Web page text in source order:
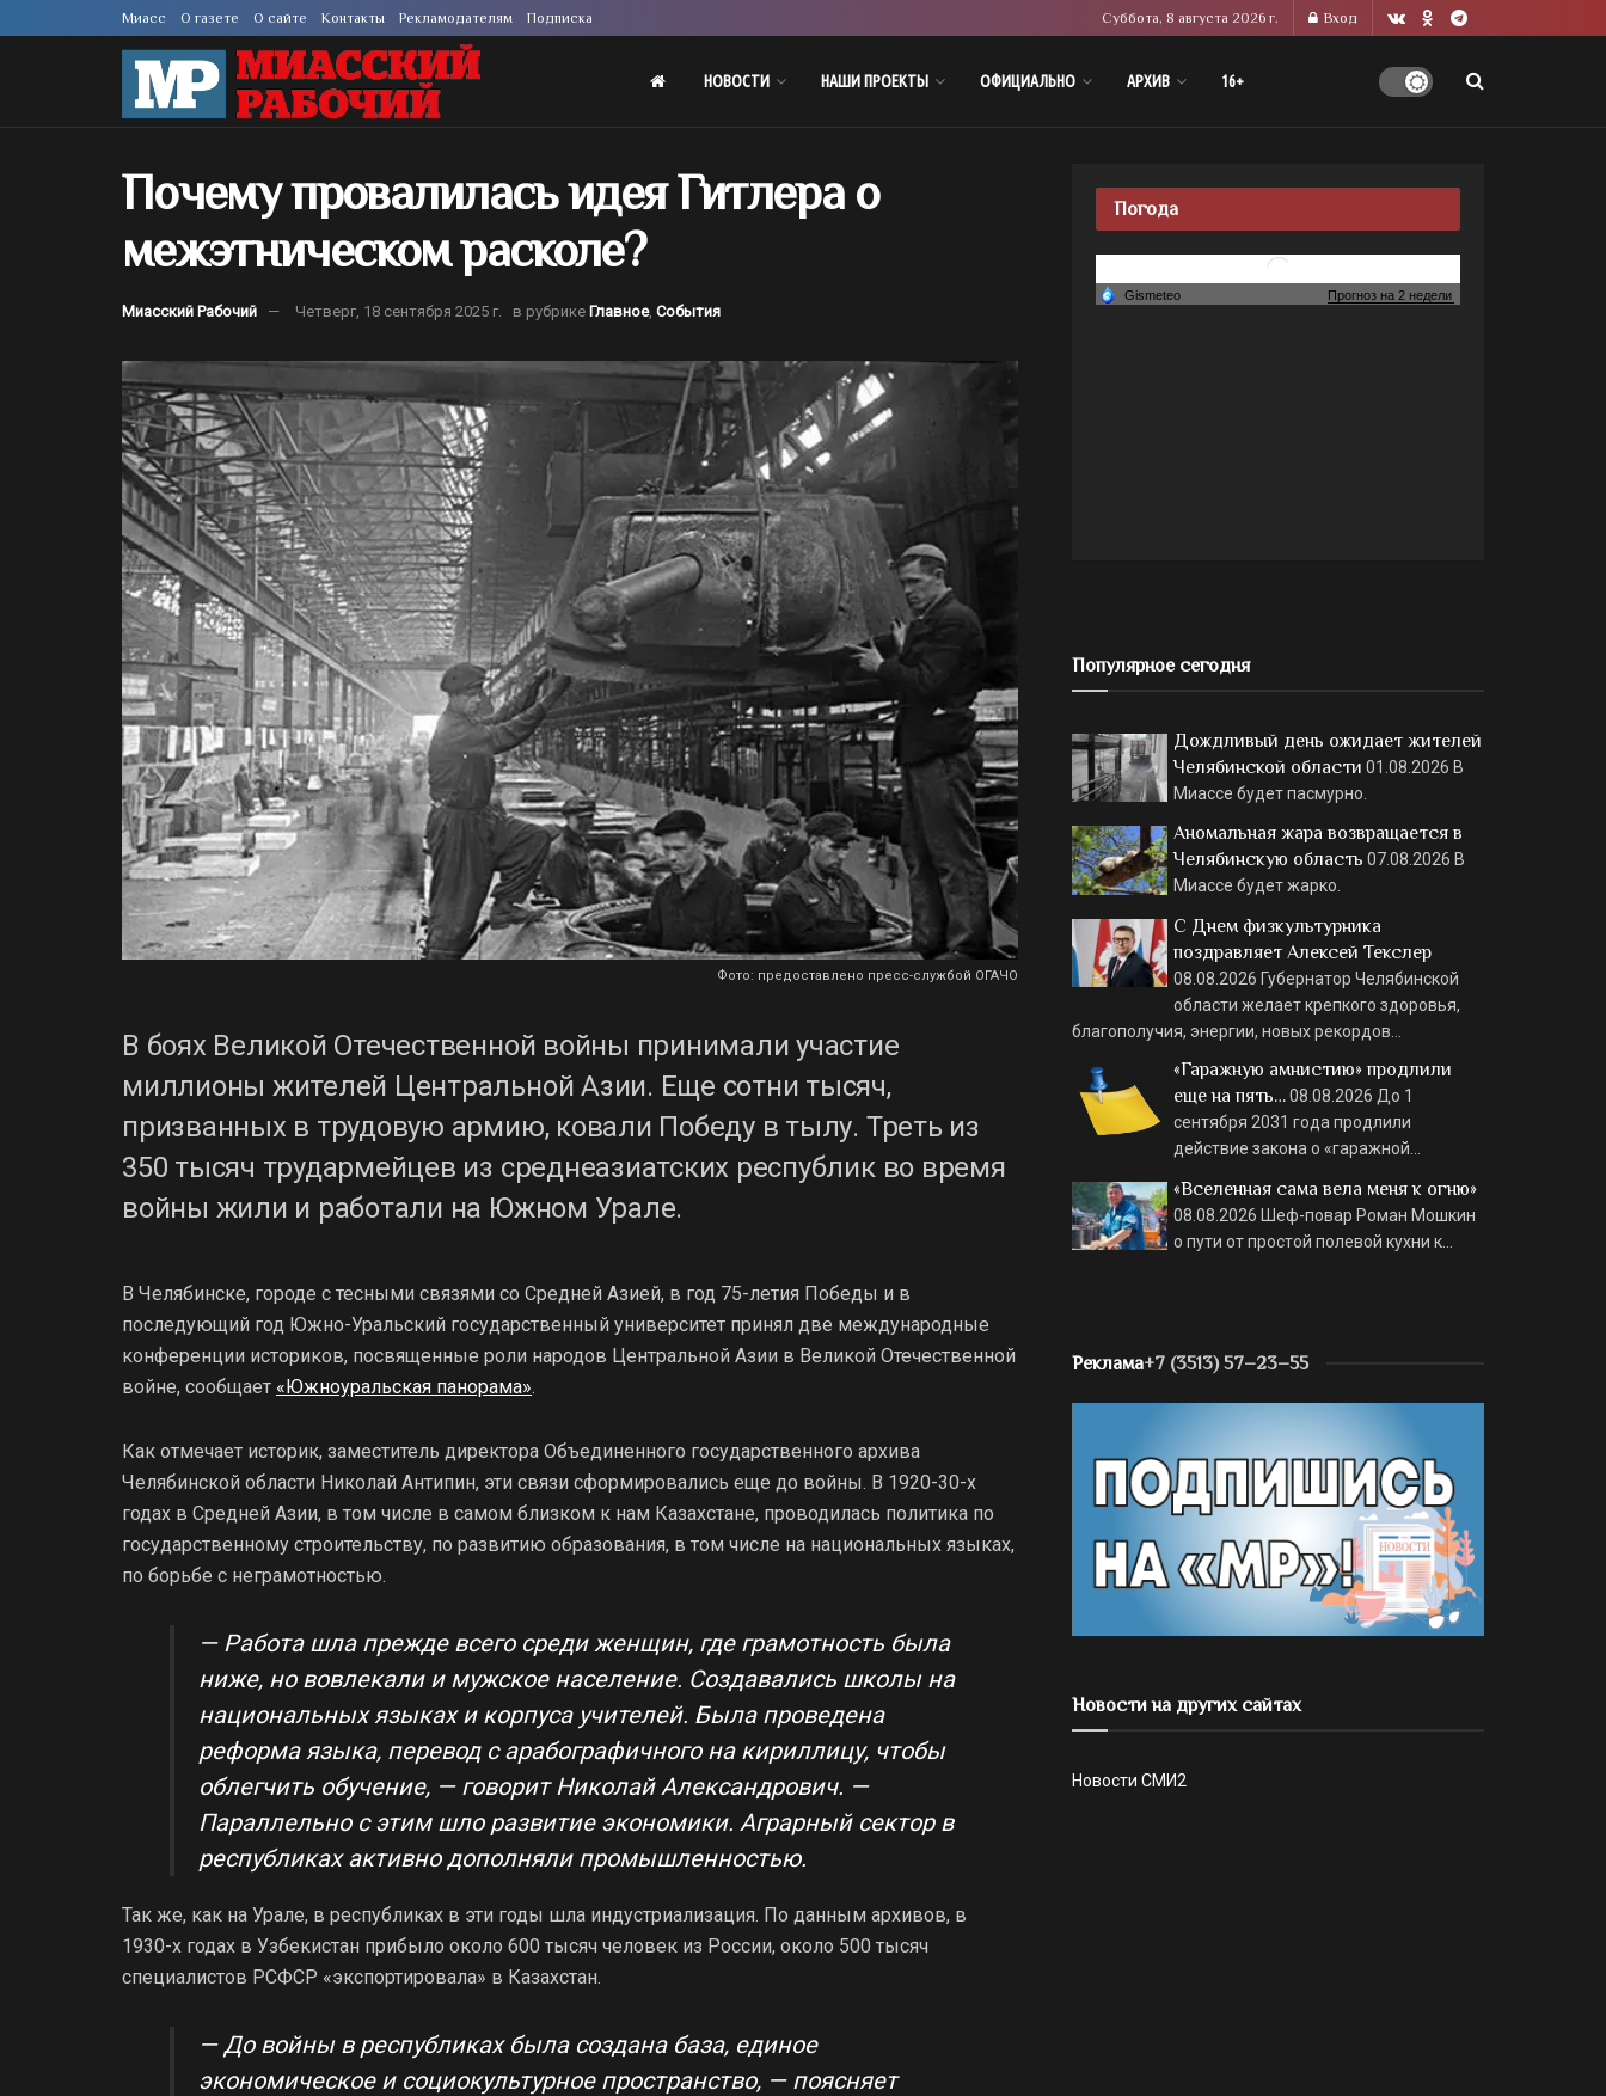
Миасс О газете О сайте Контакты Рекламодателям Подписка Суббота, 8 августа 2026 г. Вход
НОВОСТИ НАШИ ПРОЕКТЫ ОФИЦИАЛЬНО АРХИВ 16+
Почему провалилась идея Гитлера о
межэтническом расколе?
Миасский Рабочий Четверг, 18 сентября 2025 г. в рубрике Главное, События
Фото: предоставлено пресс-службой ОГАЧО
В боях Великой Отечественной войны принимали участие
миллионы жителей Центральной Азии. Еще сотни тысяч,
призванных в трудовую армию, ковали Победу в тылу. Треть из
350 тысяч трудармейцев из среднеазиатских республик во время
войны жили и работали на Южном Урале.
В Челябинске, городе с тесными связями со Средней Азией, в год 75-летия Победы и в
последующий год Южно-Уральский государственный университет принял две международные
конференции историков, посвященные роли народов Центральной Азии в Великой Отечественной
войне, сообщает «Южноуральская панорама».
Как отмечает историк, заместитель директора Объединенного государственного архива
Челябинской области Николай Антипин, эти связи сформировались еще до войны. В 1920-30-х
годах в Средней Азии, в том числе в самом близком к нам Казахстане, проводилась политика по
государственному строительству, по развитию образования, в том числе на национальных языках,
по борьбе с неграмотностью.
— Работа шла прежде всего среди женщин, где грамотность была
ниже, но вовлекали и мужское население. Создавались школы на
национальных языках и корпуса учителей. Была проведена
реформа языка, перевод с арабографичного на кириллицу, чтобы
облегчить обучение, — говорит Николай Александрович. —
Параллельно с этим шло развитие экономики. Аграрный сектор в
республиках активно дополняли промышленностью.
Так же, как на Урале, в республиках в эти годы шла индустриализация. По данным архивов, в
1930-х годах в Узбекистан прибыло около 600 тысяч человек из России, около 500 тысяч
специалистов РСФСР «экспортировала» в Казахстан.
— До войны в республиках была создана база, единое
экономическое и социокультурное пространство, — поясняет
Погода
Популярное сегодня
Дождливый день ожидает жителей
Челябинской области 01.08.2026 В
Миассе будет пасмурно.
Аномальная жара возвращается в
Челябинскую область 07.08.2026 В
Миассе будет жарко.
С Днем физкультурника
поздравляет Алексей Текслер
08.08.2026 Губернатор Челябинской
области желает крепкого здоровья,
благополучия, энергии, новых рекордов…
«Гаражную амнистию» продлили
еще на пять…08.08.2026 До 1
сентября 2031 года продлили
действие закона о «гаражной…
«Вселенная сама вела меня к огню»
08.08.2026 Шеф-повар Роман Мошкин
о пути от простой полевой кухни к…
Реклама+7 (3513) 57–23–55
Новости на других сайтах
Новости СМИ2